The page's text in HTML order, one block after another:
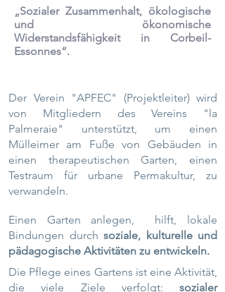
„Sozialer Zusammenhalt, ökologische
und ökonomische
Widerstandsfähigkeit in Corbeil-
Essonnes“.
Der Verein "APFEC" (Projektleiter) wird
von Mitgliedern des Vereins "la
Palmeraie" unterstützt, um einen
Mülleimer am Fuße von Gebäuden in
einen therapeutischen Garten, einen
Testraum für urbane Permakultur, zu
verwandeln.
Einen Garten anlegen,
hilft, lokale
Bindungen durch soziale, kulturelle und
pädagogische Aktivitäten zu entwickeln.
Die Pflege eines Gartens ist eine Aktivität,
die viele Ziele verfolgt: sozialer